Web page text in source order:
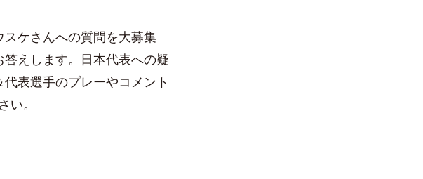
ケさんへの質問を大募集
えします。日本代表への疑
表選手のプレーやコメント
い。